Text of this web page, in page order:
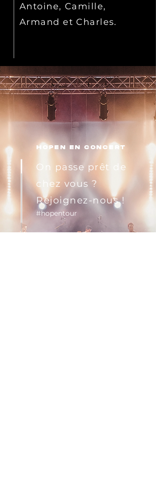
Antoine, Camille,
Armand et Charles.
HOPEN EN CONCERT
On passe prêt
de
chez vous ?
Rejoignez-nous !
#hopentour